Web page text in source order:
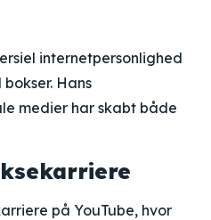
internetpersonlighed
Hans
medier har skabt både
på YouTube, hvor